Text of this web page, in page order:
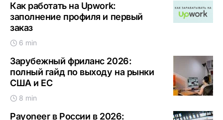
Как работать на Upwork:
заполнение профиля и первый
заказ
6 min
Зарубежный фриланс 2026:
полный гайд по выходу на рынки
США и ЕС
8 min
Payoneer в России в 2026: